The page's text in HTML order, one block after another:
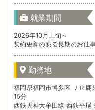
就業期間
2026年10月上旬～
契約更新のある長期のお仕
勤務地
福岡県福岡市博多区 ＪＲ鹿
15分
西鉄天神大牟田線 西鉄平尾